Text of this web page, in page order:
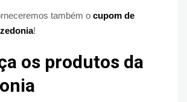
também o cupom de
!
os produtos da